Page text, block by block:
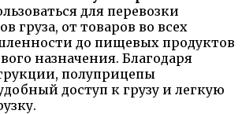
для перевозки
груза, от товаров во всех
до пищевых продуктов
назначения. Благодаря
полуприцепы
доступ к грузу и легкую